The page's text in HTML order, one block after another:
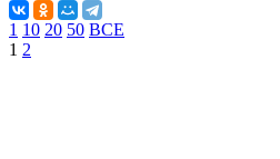
1 10 20 50 ВСЕ
1 2